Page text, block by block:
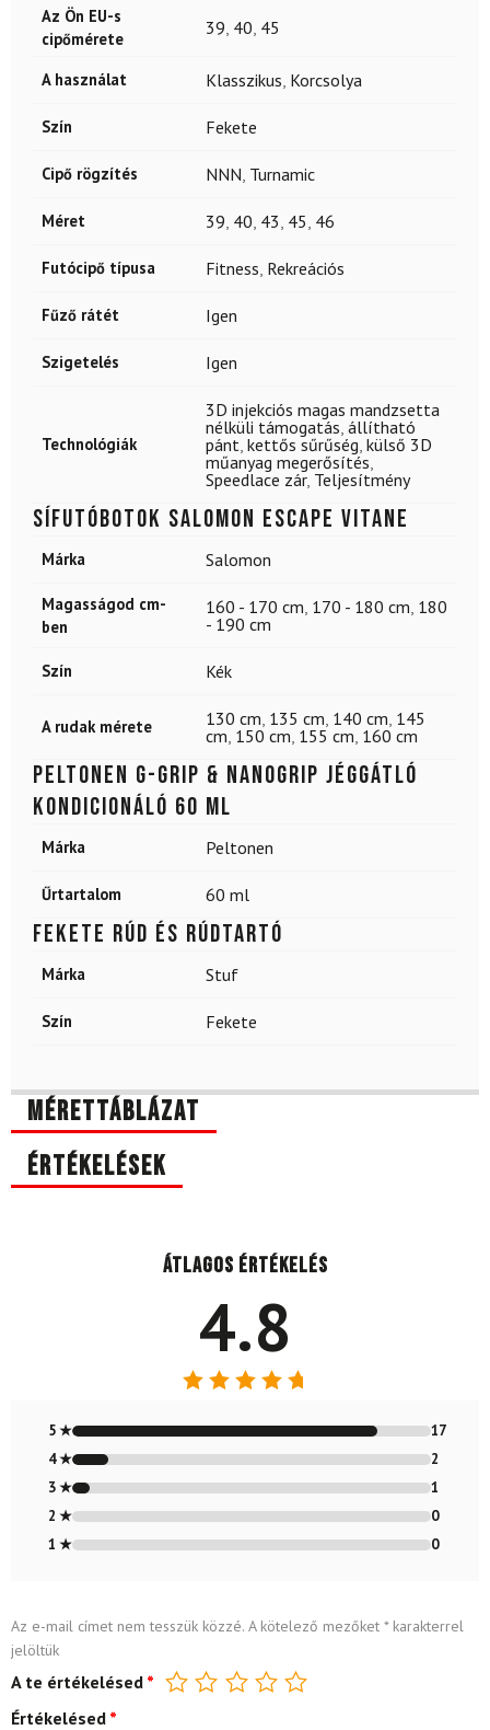
Az Ön EU-s
cipőmérete
39 40 45
A használat Klasszikus Korcsolya
Szín Fekete
Cipő rögzítés NNN Turnamic
Méret 39 40 43 45 46
Futócipő típusa Fitness Rekreációs
Fűző rátét Igen
Szigetelés Igen
Technológiák
3D injekciós magas mandzsetta
nélküli támogatás állítható
pánt kettős sűrűség külső 3D
műanyag megerősítés
Speedlace zár, Teljesítmény
Sífutóbotok SALOMON Escape Vitane
Márka Salomon
Magasságod cm-
ben
160 - 170 cm 170 - 180 cm 180
- 190 cm
Szín Kék
A rudak mérete 130 cm 135 cm 140 cm 145
cm 150 cm 155 cm 160 cm
PELTONEN G-grip & Nanogrip jéggátló
kondicionáló 60 ml
Márka Peltonen
Űrtartalom 60 ml
Fekete rúd és rúdtartó
Márka Stuf
Szín Fekete
Mérettáblázat
Értékelések
Átlagos értékelés
4.8
4.80/ 5
5 ★
17
4 ★
2
3 ★
1
2 ★
0
1 ★
0
Az e-mail címet nem tesszük közzé. A kötelező mezőket *karakterrel
jelöltük
A te értékelésed *
Értékelésed *